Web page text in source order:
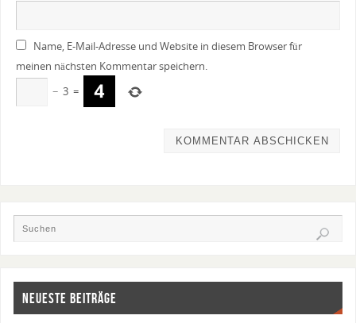
Name, E-Mail-Adresse und Website in diesem Browser für
meinen nächsten Kommentar speichern.
− 3 =
NEUESTE BEITRÄGE